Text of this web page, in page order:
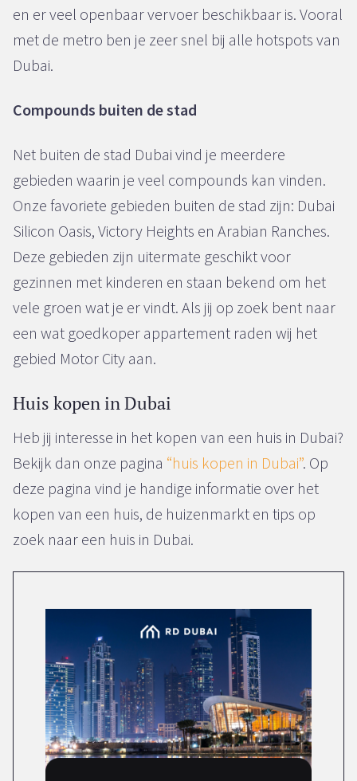
en er veel openbaar vervoer beschikbaar is. Vooral
met de metro ben je zeer snel bij alle hotspots van
Dubai.
Compounds buiten de stad
Net buiten de stad Dubai vind je meerdere
gebieden waarin je veel compounds kan vinden.
Onze favoriete gebieden buiten de stad zijn: Dubai
Silicon Oasis, Victory Heights en Arabian Ranches.
Deze gebieden zijn uitermate geschikt voor
gezinnen met kinderen en staan bekend om het
vele groen wat je er vindt. Als jij op zoek bent naar
een wat goedkoper appartement raden wij het
gebied Motor City aan.
Huis kopen in Dubai
Heb jij interesse in het kopen van een huis in Dubai?
Bekijk dan onze pagina “huis kopen in Dubai”. Op
deze pagina vind je handige informatie over het
kopen van een huis, de huizenmarkt en tips op
zoek naar een huis in Dubai.